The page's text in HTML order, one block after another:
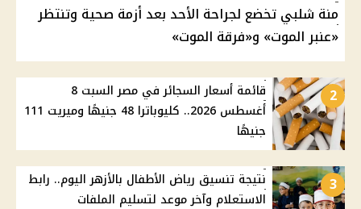
منة شلبي تخضع لجراحة الأحد بعد أزمة صحية وتنتظر
«عنبر الموت» و«فرقة الموت»
2
قائمة أسعار السجائر في مصر السبت 8
أغسطس 2026.. كليوباترا 48 جنيهًا وميريت 111
جنيهًا
3
نتيجة تنسيق رياض الأطفال بالأزهر اليوم.. رابط
الاستعلام وآخر موعد لتسليم الملفات